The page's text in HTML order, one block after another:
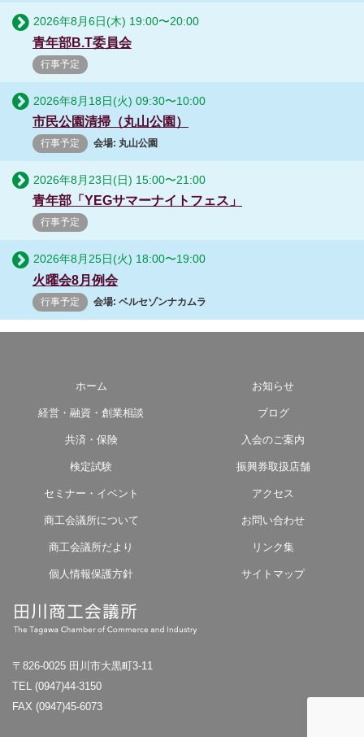
2026年8月6日(木) 19:00〜20:00
青年部B.T委員会
行事予定
2026年8月18日(火) 09:30〜10:00
市民公園清掃（丸山公園）
行事予定 会場: 丸山公園
2026年8月23日(日) 15:00〜21:00
青年部「YEGサマーナイトフェス」
行事予定
2026年8月25日(火) 18:00〜19:00
火曜会8月例会
行事予定 会場: ベルセゾンナカムラ
ホーム
経営・融資・創業相談
共済・保険
検定試験
セミナー・イベント
商工会議所について
商工会議所だより
個人情報保護方針
お知らせ
ブログ
入会のご案内
振興券取扱店舗
アクセス
お問い合わせ
リンク集
サイトマップ
〒826-0025 田川市大黒町3-11
TEL (0947)44-3150
FAX (0947)45-6073